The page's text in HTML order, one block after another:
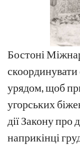
Бостоні
скоординувати
урядом, щоб
угорських
дії Закону
наприкінці